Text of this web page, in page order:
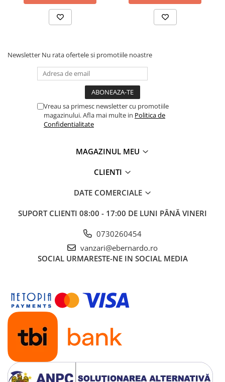
Accesorii pentru masini de gaurit
Accesorii pentru masini de slefuit
Accesorii pentru mașini de găurit
magnetice
Accesorii pentru strunguri
Accesorii polizor umed și uscat
Accesorii generale
Accesorii masini de slefuit cutite
Accesorii pentru mașini de șlefuit
prelucrarea metalelor
Lame de ferăstrău cu acoperire
ferastraie
Roti de lustruit
Standuri pentru ferăstraie cu
bandă
Standuri pentru mașini de găurit și
frezat
Standuri pentru mașini de șlefuit
Newsletter Nu rata ofertele si promotiile noastre
Vreau sa primesc newsletter cu promotiile
magazinului. Afla mai multe in Politica de
Confidentialitate
MAGAZINUL MEU
CLIENTI
DATE COMERCIALE
SUPORT CLIENTI 08:00 - 17:00 DE LUNI PÂNĂ VINERI
0730260454
vanzari@ebernardo.ro
SOCIAL URMARESTE-NE IN SOCIAL MEDIA